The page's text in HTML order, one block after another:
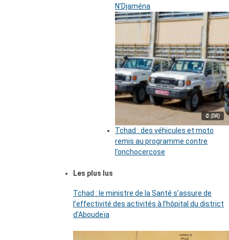
N’Djaména
© (DR)
Tchad : des véhicules et moto
remis au programme contre
l’onchocercose
Les plus lus
Tchad : le ministre de la Santé s’assure de
l’effectivité des activités à l’hôpital du district
d’Aboudeïa